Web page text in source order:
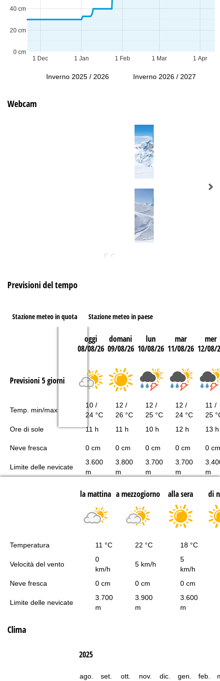
1 Dec 1 Jan 1 Feb 1 Mar 1 Apr
0 cm
20 cm
40 cm
Inverno 2025 / 2026 Inverno 2026 / 2027
Webcam
Previsioni del tempo
Stazione meteo in quota Stazione meteo in paese
oggi
08/08/26
domani
09/08/26
lun
10/08/26
mar
11/08/26
mer
12/08/
Previsioni 5 giorni
Temp. min/max
10 /
24 °C
12 /
26 °C
12 /
25 °C
12 /
24 °C
11 /
25
Ore di sole
11 h 11 h 10 h 12 h 13 h
Neve fresca 0 cm 0 cm 0 cm 0 cm 0 cm
Limite delle nevicate
3.600
m
3.800
m
3.700
m
3.700
m
m
la mattina a mezzogiorno alla sera di
Temperatura 11 °C 22 °C 18 °C
Velocità del vento
0
km/h
5 km/h
5
km/h
Neve fresca
0 cm 0 cm 0 cm
Limite delle nevicate
3.700
m
3.900
m
3.600
m
Clima
2025
ago. set. ott. nov. dic. gen. feb.